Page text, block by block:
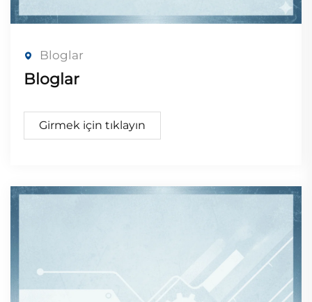
Bloglar
Bloglar
Girmek için tıklayın